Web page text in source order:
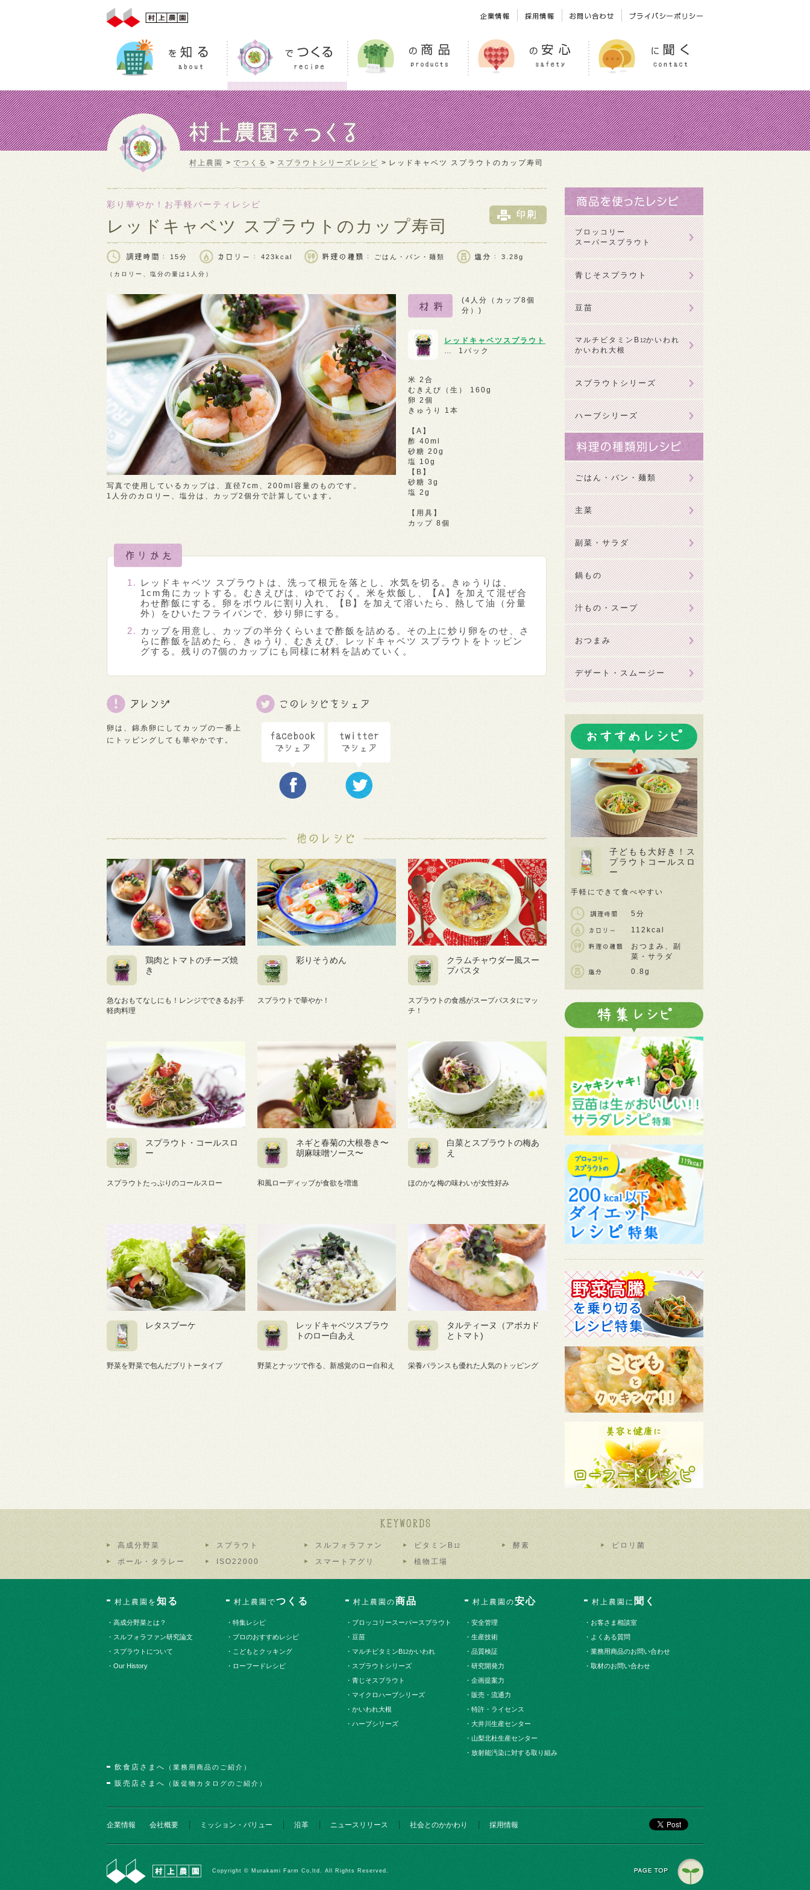
村上農園 でつくる スプラウトシリーズレシピ レッドキャベツ スプラウトのカップ寿司
彩り華やか！お手軽パーティレシピ
レッドキャベツ スプラウトのカップ寿司
15分 423kcal ごはん・パン・麺類 3.28g
（カロリー、塩分の量は1人分）
写真で使用しているカップは、直径7cm、200ml容量のものです。
1人分のカロリー、塩分は、カップ2個分で計算しています。
(4人分（カップ8個
分）)
レッドキャベツスプラウト
… 1パック
米 2合
むきえび（生） 160g
卵 2個
きゅうり 1本
【A】
酢 40ml
砂糖 20g
塩 10g
【B】
砂糖 3g
塩 2g
【用具】
カップ 8個
レッドキャベツ スプラウトは、洗って根元を落とし、水気を切る。きゅうりは、
1cm角にカットする。むきえびは、ゆでておく。米を炊飯し、【A】を加えて混ぜ合
わせ酢飯にする。卵をボウルに割り入れ、【B】を加えて溶いたら、熱して油（分量
外）をひいたフライパンで、炒り卵にする。
カップを用意し、カップの半分くらいまで酢飯を詰める。その上に炒り卵をのせ、さ
らに酢飯を詰めたら、きゅうり、むきえび、レッドキャベツ スプラウトをトッピン
グする。残りの7個のカップにも同様に材料を詰めていく。
卵は、錦糸卵にしてカップの一番上
にトッピングしても華やかです。
鶏肉とトマトのチーズ焼
き
急なおもてなしにも！レンジでできるお手
軽肉料理
彩りそうめん
スプラウトで華やか！
クラムチャウダー風スー
プパスタ
スプラウトの食感がスープパスタにマッ
チ！
スプラウト・コールスロ
ー
スプラウトたっぷりのコールスロー
ネギと春菊の大根巻き〜
胡麻味噌ソース〜
和風ローディップが食欲を増進
白菜とスプラウトの梅あ
え
ほのかな梅の味わいが女性好み
レタスブーケ
野菜を野菜で包んだブリトータイプ
レッドキャベツスプラウ
トのロー白あえ
野菜とナッツで作る、新感覚のロー白和え
タルティーヌ（アボカド
とトマト)
栄養バランスも優れた人気のトッピング
ブロッコリー
スーパースプラウト
青じそスプラウト
豆苗
マルチビタミンB12かいわれ
かいわれ大根
スプラウトシリーズ
ハーブシリーズ
ごはん・パン・麺類
主菜
副菜・サラダ
鍋もの
汁もの・スープ
おつまみ
デザート・スムージー
子どもも大好き！ス
プラウトコールスロ
ー
手軽にできて食べやすい
5分
112kcal
おつまみ、副
菜・サラダ
0.8g
高成分野菜 スプラウト スルフォラファン ビタミンB 12 酵素
ピロリ菌
ポール・タラレー
ISO22000 スマートアグリ 植物工場
村上農園を 知る
・高成分野菜とは？
・スルフォラファン研究論文
・スプラウトについて
・Our History
村上農園でつくる
・特集レシピ
・プロのおすすめレシピ
・こどもとクッキング
・ローフードレシピ
村上農園の商品
・ブロッコリースーパースプラウト
・豆苗
・マルチビタミンB12かいわれ
・スプラウトシリーズ
・青じそスプラウト
・マイクロハーブシリーズ
・かいわれ大根
・ハーブシリーズ
村上農園の安心
・安全管理
・生産技術
・品質検証
・研究開発力
・企画提案力
・販売・流通力
・特許・ライセンス
・大井川生産センター
・山梨北杜生産センター
・放射能汚染に対する取り組み
村上農園に 聞く
・お客さま相談室
・よくある質問
・業務用商品のお問い合わせ
・取材のお問い合わせ
飲食店さまへ （業務用商品のご紹介）
販売店さまへ （販促物カタログのご紹介）
企業情報 会社概要 ミッション・バリュー 沿革 ニュースリリース 社会とのかかわり 採用情報
Copyright © Murakami Farm Co,ltd. All Rights Reserved.